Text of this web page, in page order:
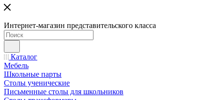
Интернет-магазин представительского класса
Каталог
Мебель
Школьные парты
Столы ученические
Письменные столы для школьников